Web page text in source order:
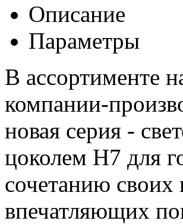
Описание
Параметры
В ассортименте
компании-
новая серия -
цоколем H7 для
сочетанию своих
впечатляющих